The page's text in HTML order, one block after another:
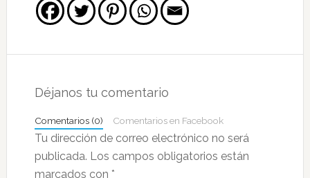
Déjanos tu comentario
Comentarios (0) Comentarios en Facebook
Tu dirección de correo electrónico no será
publicada. Los campos obligatorios están
marcados con *